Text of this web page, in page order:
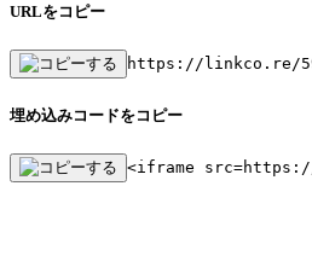
URLをコピー
https://linkco.re/
埋め込みコードをコピー
<iframe src=https://